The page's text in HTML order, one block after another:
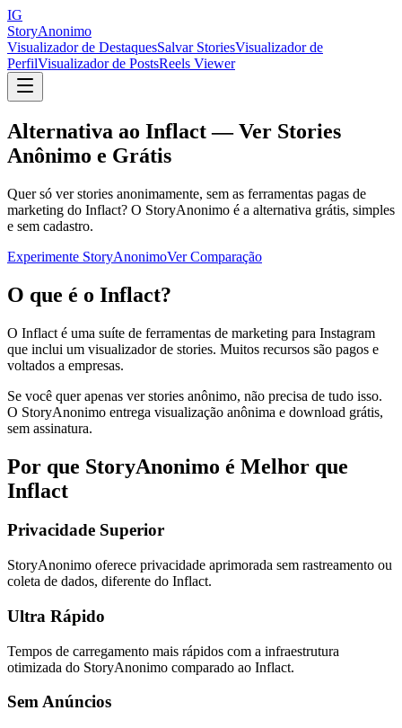
IG
StoryAnonimo
Visualizador de DestaquesSalvar StoriesVisualizador de
PerfilVisualizador de PostsReels Viewer
Alternativa ao Inflact — Ver Stories
Anônimo e Grátis
Quer só ver stories anonimamente, sem as ferramentas pagas de
marketing do Inflact? O StoryAnonimo é a alternativa grátis, simples
e sem cadastro.
Experimente StoryAnonimoVer Comparação
O que é o Inflact?
O Inflact é uma suíte de ferramentas de marketing para Instagram
que inclui um visualizador de stories. Muitos recursos são pagos e
voltados a empresas.
Se você quer apenas ver stories anônimo, não precisa de tudo isso.
O StoryAnonimo entrega visualização anônima e download grátis,
sem assinatura.
Por que StoryAnonimo é Melhor que
Inflact
Privacidade Superior
StoryAnonimo oferece privacidade aprimorada sem rastreamento ou
coleta de dados, diferente do Inflact.
Ultra Rápido
Tempos de carregamento mais rápidos com a infraestrutura
otimizada do StoryAnonimo comparado ao Inflact.
Sem Anúncios